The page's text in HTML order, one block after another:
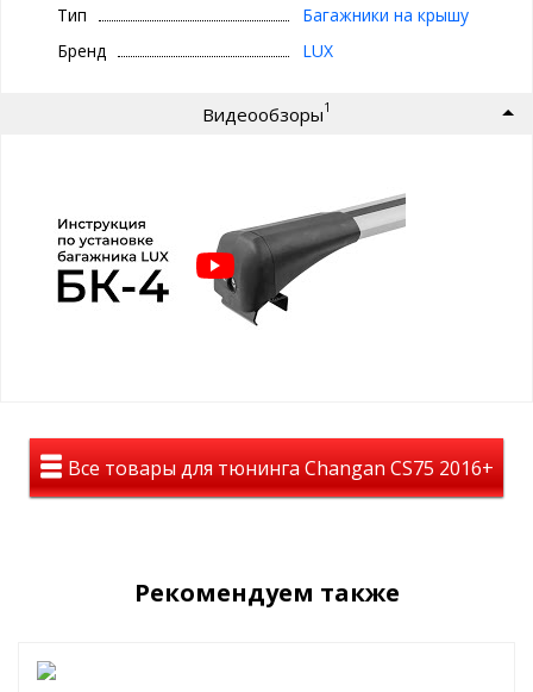
Багажник ЛЮКС БРИДЖ предлагается в двух цветах:
черные поперечины
серебристые поперечины
Багажник LUX BRIDGE имеет защиту от кражи:
вставляется внутрь пластиковых опор багажника и не
выступает за их края. Вся встроенная система фиксации
багажника легко регулируется по ширине и надёжно крепится
на крыше автомобиля. А после установки каждая из опор
багажника запирается на ключ.Пластиковые составляющие
данного багажника сделаны из высокопрочного
стеклонаполненного полиамида, способного выдерживать
коробках:
Багажник LUX является незаменимым автоаксессуаром,
предназначенным для перевозки грузов на крыше автомобиля.
Для предотвращения появления царапин на поперечинах
Тип
Багажники на крышу
Бренд
LUX
Видеообзоры1
Все товары для тюнинга Changan CS75 2016+
Рекомендуем также